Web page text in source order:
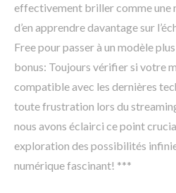
effectivement briller comme une
d’en apprendre davantage sur
Free pour passer à un modèle
bonus: Toujours vérifier si votre
compatible avec les dernières
toute frustration lors du
nous avons éclairci ce point
exploration des possibilités
numérique fascinant! ***